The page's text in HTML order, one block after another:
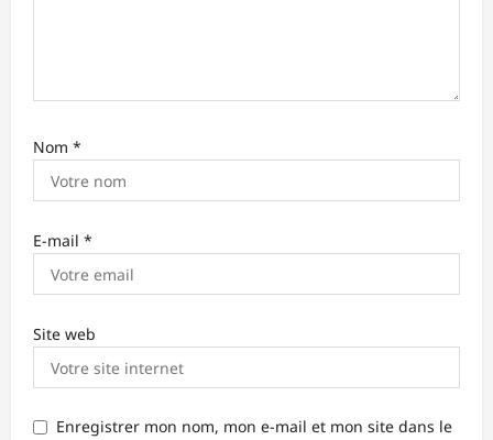
Nom *
E-mail *
Site web
Enregistrer mon nom, mon e-mail et mon site dans le